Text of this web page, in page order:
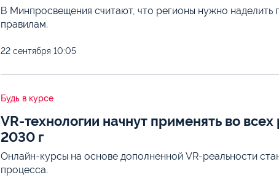
В Минпросвещения считают, что регионы нужно
правилам.
22 сентября 10:05
Будь в курсе
VR-технологии начнут применять во
2030 г
Онлайн-курсы на основе дополненной VR-реальности
процесса.